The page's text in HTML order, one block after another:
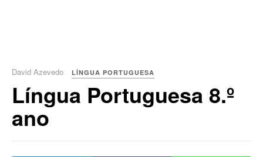
David Azevedo LÍNGUA PORTUGUESA
Língua Portuguesa 8.º
ano